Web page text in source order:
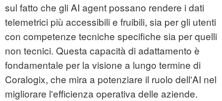
sul fatto che gli AI agent possano rendere i dati
telemetrici più accessibili e fruibili, sia per gli utenti
con competenze tecniche specifiche sia per quelli
non tecnici. Questa capacità di adattamento è
fondamentale per la visione a lungo termine di
Coralogix, che mira a potenziare il ruolo dell'AI nel
migliorare l'efficienza operativa delle aziende.